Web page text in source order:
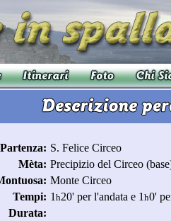
Partenza: S. Felice Circeo
Mèta: Precipizio del Circeo
Monte Circeo
Tempi: 1 h20' per l'andata e 1 h0'
Durata: